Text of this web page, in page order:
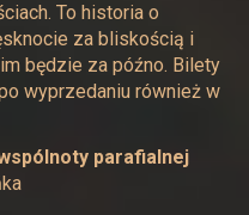
To historia o
za bliskością i
będzie za późno. Bilety
wyprzedaniu również w
parafialnej